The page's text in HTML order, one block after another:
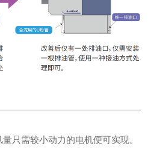
只需较小动力的电机便可实现。